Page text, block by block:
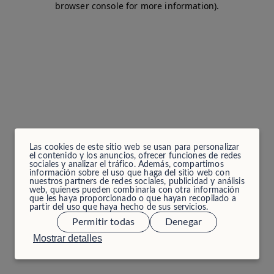
Las cookies de este sitio web se usan para personalizar
el contenido y los anuncios, ofrecer funciones de redes
sociales y analizar el tráfico. Además, compartimos
información sobre el uso que haga del sitio web con
nuestros partners de redes sociales, publicidad y análisis
web, quienes pueden combinarla con otra información
que les haya proporcionado o que hayan recopilado a
partir del uso que haya hecho de sus servicios.
Mostrar detalles
Permitir todas Denegar
browser console for more information).